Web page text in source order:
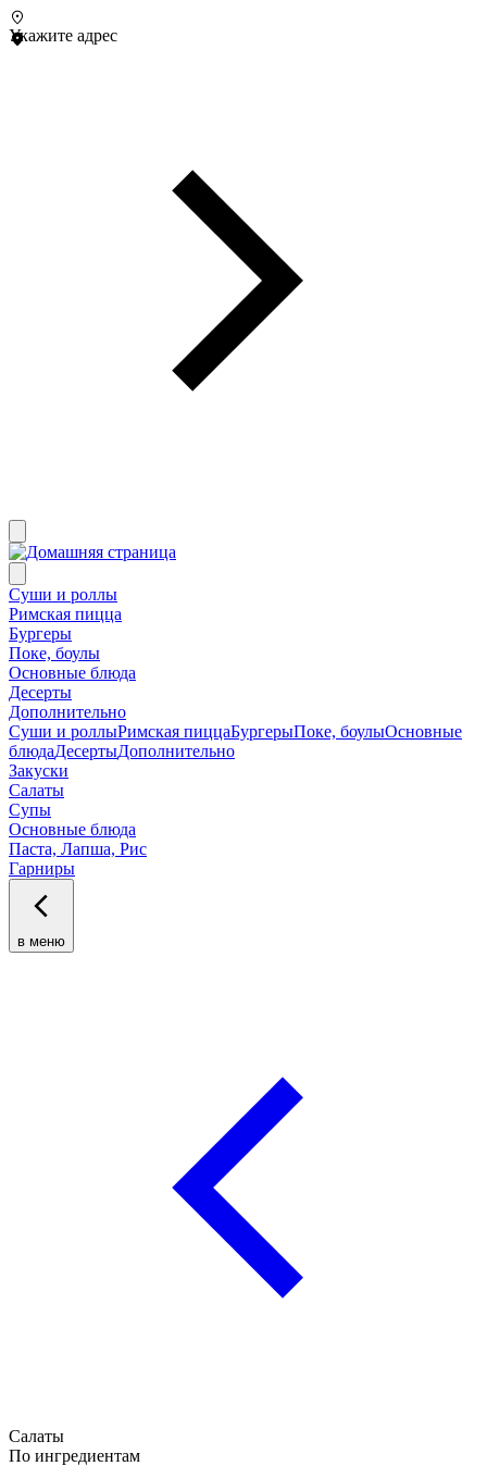
Укажите адрес
Суши и роллы
Римская пицца
Бургеры
Поке, боулы
Основные блюда
Десерты
Дополнительно
Суши и роллыРимская пиццаБургерыПоке, боулыОсновные
блюдаДесертыДополнительно
Закуски
Салаты
Супы
Основные блюда
Паста, Лапша, Рис
Гарниры
в меню
Салаты
По ингредиентам